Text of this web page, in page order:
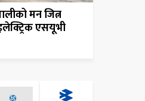
मन जित्न
एसयूभी